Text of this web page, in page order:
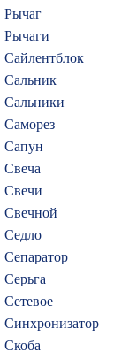
Рычаг
Рычаги
Сайлентблок
Сальник
Сальники
Саморез
Сапун
Свеча
Свечи
Свечной
Седло
Сепаратор
Серьга
Сетевое
Синхронизатор
Скоба